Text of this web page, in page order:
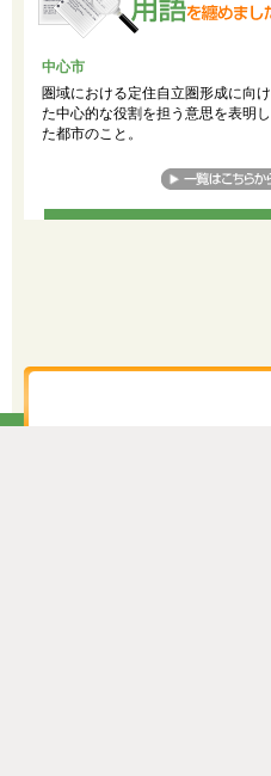
中心市
圏域における定住自立圏形成に向け
た中心的な役割を担う意思を表明し
た都市のこと。